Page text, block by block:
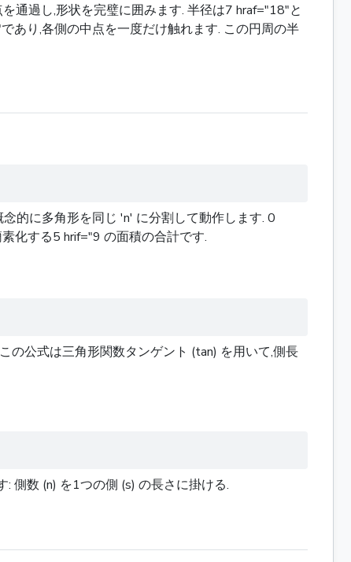
通過し,形状を完璧に囲みます. 半径は7 hraf="18"と
あり,各側の中点を一度だけ触れます. この円周の半
的に多角形を同じ 'n' に分割して動作します. 0
化する5 hrif="9 の面積の合計です.
の公式は三角形関数タンゲント (tan) を用いて,側長
側数 (n) を1つの側 (s) の長さに掛ける.